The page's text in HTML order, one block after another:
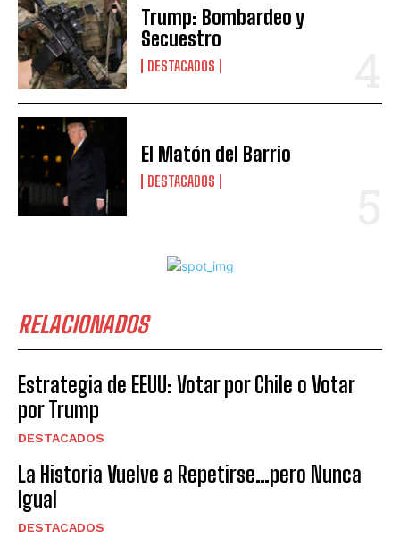
Trump: Bombardeo y
Secuestro
DESTACADOS
El Matón del Barrio
DESTACADOS
RELACIONADOS
Estrategia de EEUU: Votar por Chile o Votar
por Trump
DESTACADOS
La Historia Vuelve a Repetirse…pero Nunca
Igual
DESTACADOS